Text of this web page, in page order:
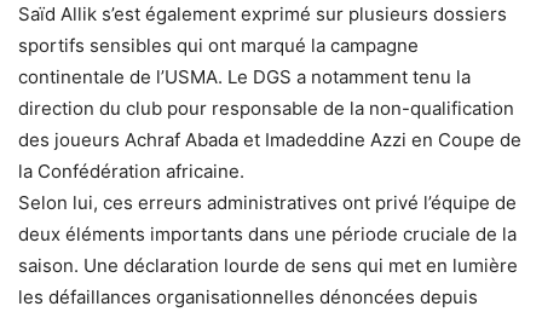
Saïd Allik s’est également exprimé sur plusieurs dossiers
sportifs sensibles qui ont marqué la campagne
continentale de l’USMA. Le DGS a notamment tenu la
direction du club pour responsable de la non-qualification
des joueurs Achraf Abada et Imadeddine Azzi en Coupe de
la Confédération africaine.
Selon lui, ces erreurs administratives ont privé l’équipe de
deux éléments importants dans une période cruciale de la
saison. Une déclaration lourde de sens qui met en lumière
les défaillances organisationnelles dénoncées depuis